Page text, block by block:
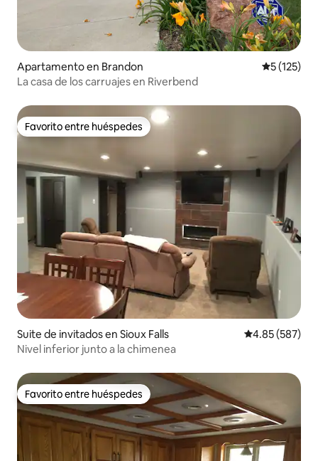
Apartamento en Brandon
5 (125)
La casa de los carruajes en Riverbend
Favorito entre huéspedes
Favorito entre huéspedes
Suite de invitados en Sioux Falls Calificación
4.85 (587)
Nivel inferior junto a la chimenea
Favorito entre huéspedes
Favorito entre huéspedes